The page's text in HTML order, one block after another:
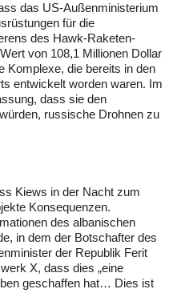
das US-Außenministerium
für die
des Hawk-Raketen-
von 108,1 Millionen Dollar
Komplexe, die bereits in den
entwickelt worden waren. Im
dass sie den
russische Drohnen zu
Kiews in der Nacht zum
Konsequenzen.
des albanischen
in dem der Botschafter des
der Republik Ferit
X, dass dies „eine
geschaffen hat… Dies ist